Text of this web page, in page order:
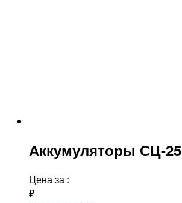
Аккумуляторы СЦ-25
Цена за :
₽